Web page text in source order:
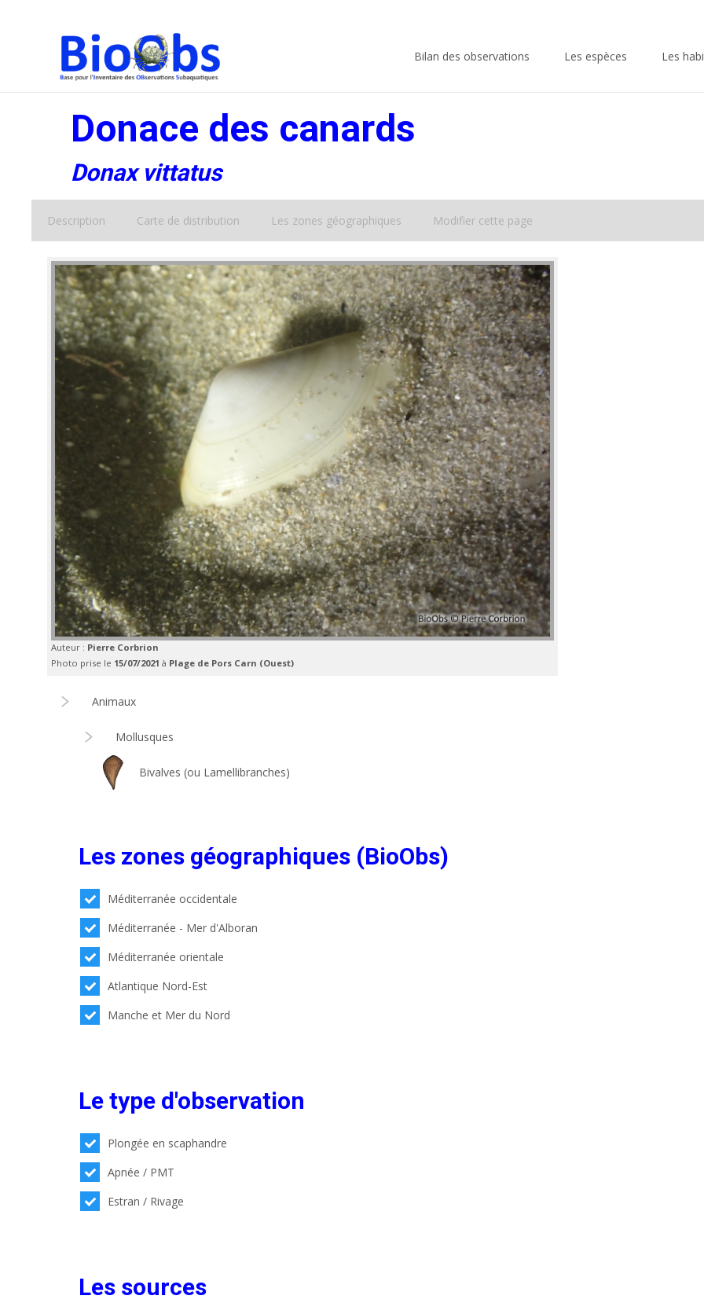
Bilan des observations Les espèces Les
Donace des canards
Donax vittatus
Description Carte de distribution Les zones géographiques Modifier cette page
Auteur : Pierre Corbrion
Photo prise le 15/07/2021 à Plage de Pors Carn (Ouest)
Animaux
Mollusques
Bivalves (ou Lamellibranches)
Les zones géographiques (BioObs)
Méditerranée occidentale
Méditerranée - Mer d'Alboran
Méditerranée orientale
Atlantique Nord-Est
Manche et Mer du Nord
Le type d'observation
Plongée en scaphandre
Apnée / PMT
Estran / Rivage
Les sources